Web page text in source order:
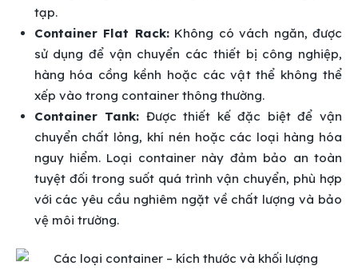
tạp.
Container Flat Rack:Không có vách ngăn, được
sử dụng để vận chuyển các thiết bị công nghiệp,
hàng hóa cồng kềnh hoặc các vật thể không thể
xếp vào trong container thông thường.
Container Tank: Được thiết kế đặc biệt để vận
chuyển chất lỏng, khí nén hoặc các loại hàng hóa
nguy hiểm. Loại container này đảm bảo an toàn
tuyệt đối trong suốt quá trình vận chuyển, phù hợp
với các yêu cầu nghiêm ngặt về chất lượng và bảo
vệ môi trường.